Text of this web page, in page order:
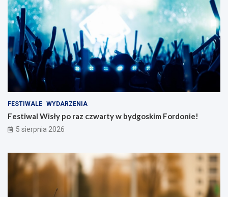
FESTIWALE WYDARZENIA
Festiwal Wisły po raz czwarty w bydgoskim Fordonie!
5 sierpnia 2026